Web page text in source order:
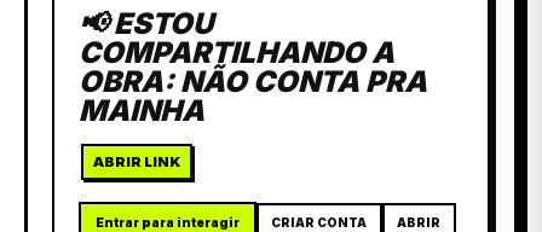
📢 ESTOU
COMPARTILHANDO A
OBRA: NÃO CONTA PRA
MAINHA
ABRIR LINK
Entrar para interagir CRIAR CONTA ABRIR